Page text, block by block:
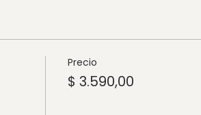
Precio
$ 3.590,00